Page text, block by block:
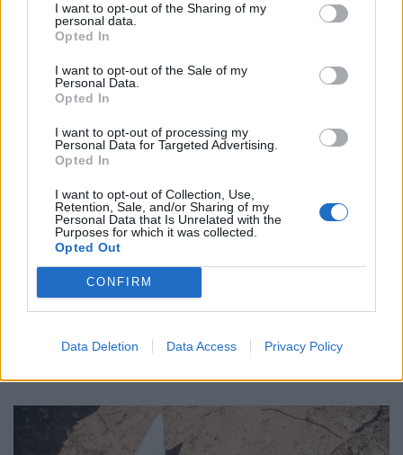
I want to opt-out of the Sharing of my
personal data.
Opted In
I want to opt-out of the Sale of my
Personal Data.
Opted In
I want to opt-out of processing my
Personal Data for Targeted Advertising.
Opted In
I want to opt-out of Collection, Use,
Retention, Sale, and/or Sharing of my
Personal Data that Is Unrelated with the
Purposes for which it was collected.
Opted Out
CONFIRM
Data Deletion Data Access Privacy Policy
húzódó háborúban szinte teljes egészében felélte a nagy
hatótávolságú precíziós rakétáinak globális készletét.
Nagyon fontos hírt kaptak a magyar gazdák: új
prémiumot vezetnek be, így juthatnak extra
Hat egymást követő nehéz év és az idei aszály teljesen
felélte a magyar gazdák tartalékait.